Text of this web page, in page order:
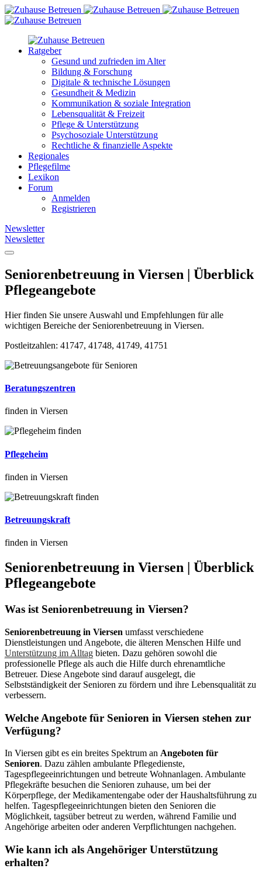
Ratgeber
Gesund und zufrieden im Alter
Bildung & Forschung
Digitale & technische Lösungen
Gesundheit & Medizin
Kommunikation & soziale Integration
Lebensqualität & Freizeit
Pflege & Unterstützung
Psychosoziale Unterstützung
Rechtliche & finanzielle Aspekte
Regionales
Pflegefilme
Lexikon
Forum
Anmelden
Registrieren
Newsletter
Newsletter
Seniorenbetreuung in Viersen | Überblick
Pflegeangebote
Hier finden Sie unsere Auswahl und Empfehlungen für alle
wichtigen Bereiche der Seniorenbetreuung in Viersen.
Postleitzahlen: 41747, 41748, 41749, 41751
Beratungszentren
finden in Viersen
Pflegeheim
finden in Viersen
Betreuungskraft
finden in Viersen
Seniorenbetreuung in Viersen | Überblick
Pflegeangebote
Was ist Seniorenbetreuung in Viersen?
Seniorenbetreuung in Viersen umfasst verschiedene
Dienstleistungen und Angebote, die älteren Menschen Hilfe und
Unterstützung im Alltag bieten. Dazu gehören sowohl die
professionelle Pflege als auch die Hilfe durch ehrenamtliche
Betreuer. Diese Angebote sind darauf ausgelegt, die
Selbstständigkeit der Senioren zu fördern und ihre Lebensqualität zu
verbessern.
Welche Angebote für Senioren in Viersen stehen zur
Verfügung?
In Viersen gibt es ein breites Spektrum an Angeboten für
Senioren. Dazu zählen ambulante Pflegedienste,
Tagespflegeeinrichtungen und betreute Wohnanlagen. Ambulante
Pflegekräfte besuchen die Senioren zuhause, um bei der
Körperpflege, der Medikamentengabe oder der Haushaltsführung zu
helfen. Tagespflegeeinrichtungen bieten den Senioren die
Möglichkeit, tagsüber betreut zu werden, während Familie und
Angehörige arbeiten oder anderen Verpflichtungen nachgehen.
Wie kann ich als Angehöriger Unterstützung
erhalten?